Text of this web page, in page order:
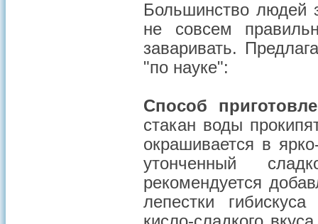
Большинство людей
не совсем
заваривать.
"по науке":
Способ
стакан воды
окрашивается в
утонченный
рекомендуется
лепестки